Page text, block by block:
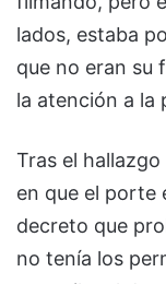
lados, estaba
que no eran su
la atención a la
Tras el
en que el porte
decreto que
no tenía los